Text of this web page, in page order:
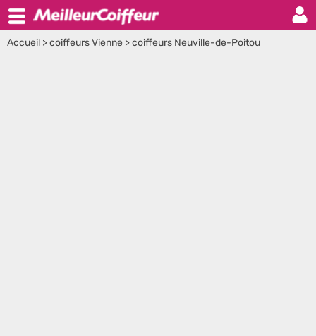
Accueil >coiffeurs Vienne >coiffeurs Neuville-de-Poitou